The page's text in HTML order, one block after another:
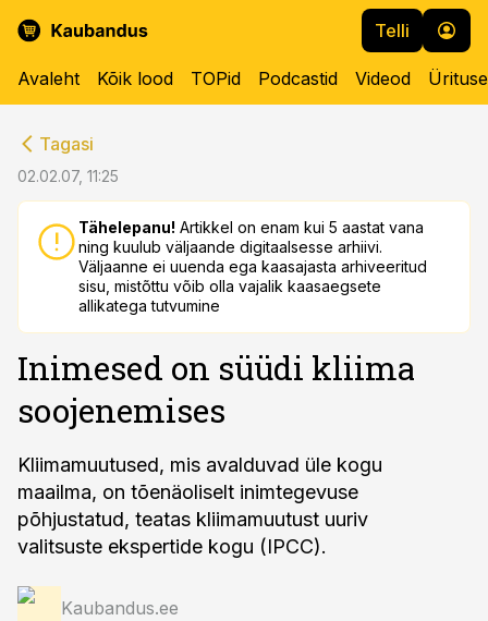
Telli
Avaleht Kõik lood TOPid Podcastid Videod
Tagasi
02.02.07, 11:25
Tähelepanu! Artikkel on enam kui 5 aastat vana
ning kuulub väljaande digitaalsesse arhiivi.
Väljaanne ei uuenda ega kaasajasta arhiveeritud
sisu, mistõttu võib olla vajalik kaasaegsete
allikatega tutvumine
Inimesed on süüdi kliima
soojenemises
Kliimamuutused, mis avalduvad üle kogu
maailma, on tõenäoliselt inimtegevuse
põhjustatud, teatas kliimamuutust uuriv
valitsuste ekspertide kogu (IPCC).
Kaubandus.ee